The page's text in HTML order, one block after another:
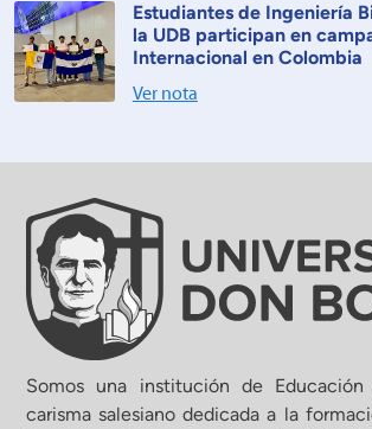
Estudiantes de Ingeniería
la UDB participan en
Internacional en Colombia
Ver nota
Somos una institución de
carisma salesiano dedicada a la